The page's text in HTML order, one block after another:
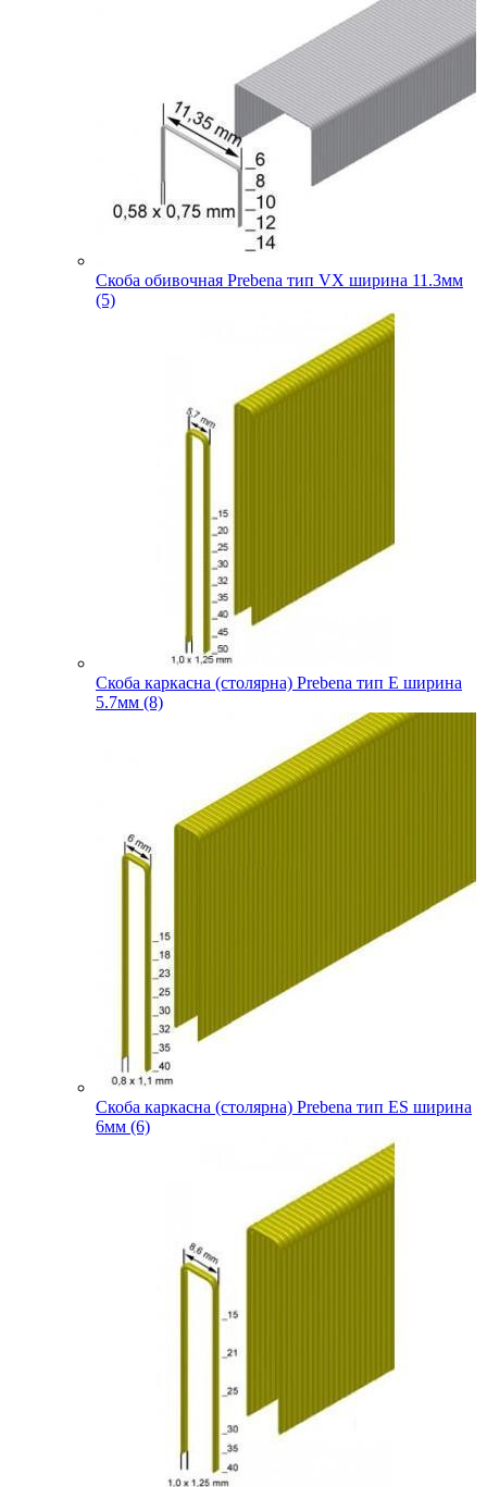
Скоба обивочная Prebena тип VX ширина 11.3мм
(5)
Скоба каркасна (столярна) Prebena тип E ширина
5.7мм (8)
Скоба каркасна (столярна) Prebena тип ES ширина
6мм (6)